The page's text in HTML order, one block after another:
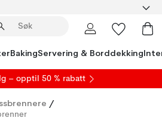
BakingServering & Borddekking
– opptil 50 % rabatt
/